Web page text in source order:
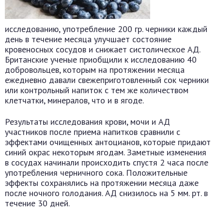
исследованию, употребление 200 гр. черники каждый
день в течение месяца улучшает состояние
кровеносных сосудов и снижает систолическое АД.
Британские ученые приобщили к исследованию 40
добровольцев, которым на протяжении месяца
ежедневно давали свежеприготовленный сок черники
или контрольный напиток с тем же количеством
клетчатки, минералов, что и в ягоде.
Результаты исследования крови, мочи и АД
участников после приема напитков сравнили с
эффектами очищенных антоцианов, которые придают
синий окрас некоторым ягодам. Заметные изменения
в сосудах начинали происходить спустя 2 часа после
употребления черничного сока. Положительные
эффекты сохранялись на протяжении месяца даже
после ночного голодания. АД снизилось на 5 мм. рт. в
течение 30 дней.